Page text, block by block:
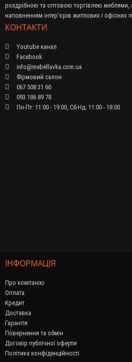
роздрібною та оптовою торгівлею
наповненням інтер'єрів житлових і офісних
КОНТАКТИ
Youtube канал
Facebook
info@mebellavka.com.ua
Фірмовий салон
067 508 31 60
093 186 89 78
Пн-Пт: 11:00 - 19:00, Сб-Нд: 11:00 - 18:00
ІНФОРМАЦІЯ
Про компанію
Оплата
Кредит
Доставка
Гарантія
Повернення та обмін
Договір публічної оферти
Політика конфіденційності